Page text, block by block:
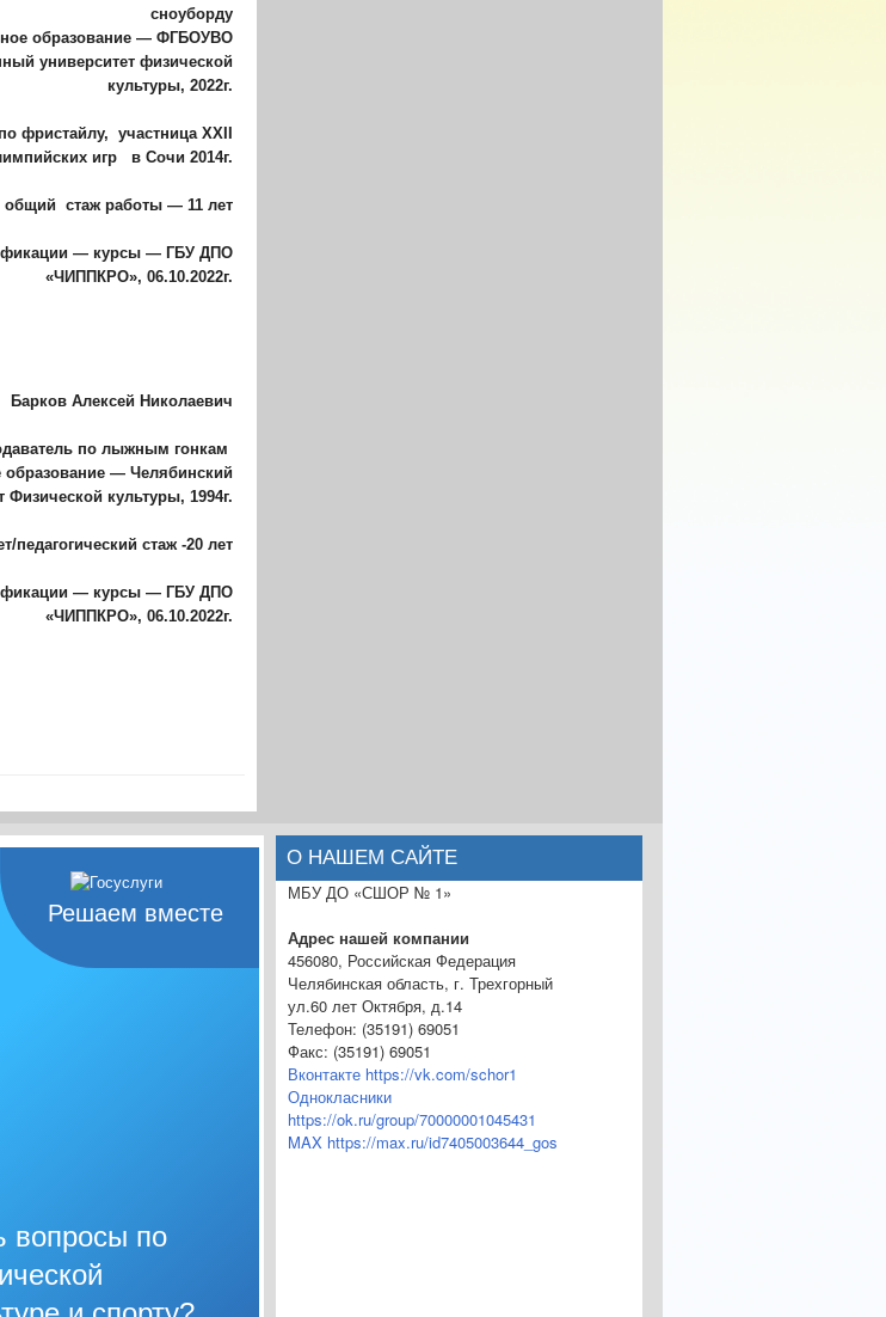
сноуборду
образование — ФГБОУВО
университет физической
культуры, 2022г.
фристайлу, участница XXII
игр в Сочи 2014г.
общий стаж работы — 11 лет
— курсы — ГБУ ДПО
«ЧИППКРО», 06.10.2022г.
Барков Алексей Николаевич
по лыжным гонкам
— Челябинский
Физической культуры, 1994г.
педагогический стаж -20 лет
— курсы — ГБУ ДПО
«ЧИППКРО», 06.10.2022г.
Решаем вместе
вопросы по
О НАШЕМ САЙТЕ
МБУ ДО «СШОР № 1»
Адрес нашей компании
456080, Российская Федерация
Челябинская область, г. Трехгорный
ул.60 лет Октября, д.14
Телефон: (35191) 69051
Факс: (35191) 69051
Вконтакте https://vk.com/schor1
Однокласники
https://ok.ru/group/70000001045431
MAX https://max.ru/id7405003644_gos